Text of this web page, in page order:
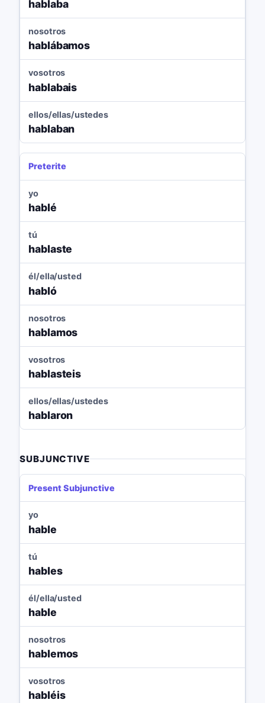
hablaba
nosotros
hablábamos
vosotros
hablabais
ellos/ellas/ustedes
hablaban
Preterite
yo
hablé
tú
hablaste
él/ella/usted
habló
nosotros
hablamos
vosotros
hablasteis
ellos/ellas/ustedes
hablaron
SUBJUNCTIVE
Present Subjunctive
yo
hable
tú
hables
él/ella/usted
hable
nosotros
hablemos
vosotros
habléis